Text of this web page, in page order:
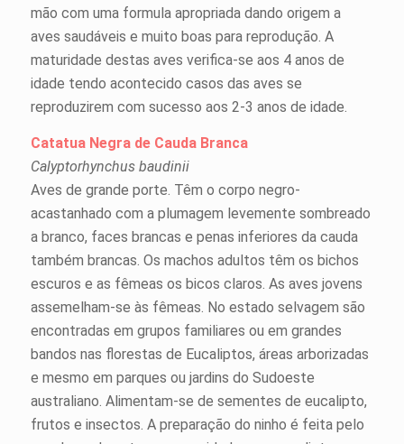
mão com uma formula apropriada dando origem a
aves saudáveis e muito boas para reprodução. A
maturidade destas aves verifica-se aos 4 anos de
idade tendo acontecido casos das aves se
reproduzirem com sucesso aos 2-3 anos de idade.
Catatua Negra de Cauda Branca
Calyptorhynchus baudinii
Aves de grande porte. Têm o corpo negro-
acastanhado com a plumagem levemente sombreado
a branco, faces brancas e penas inferiores da cauda
também brancas. Os machos adultos têm os bichos
escuros e as fêmeas os bicos claros. As aves jovens
assemelham-se às fêmeas. No estado selvagem são
encontradas em grupos familiares ou em grandes
bandos nas florestas de Eucaliptos, áreas arborizadas
e mesmo em parques ou jardins do Sudoeste
australiano. Alimentam-se de sementes de eucalipto,
frutos e insectos. A preparação do ninho é feita pelo